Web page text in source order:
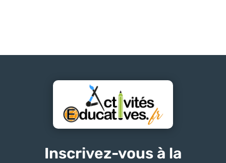
Inscrivez-vous à la